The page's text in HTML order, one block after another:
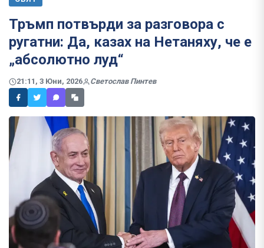
Тръмп потвърди за разговора с
ругатни: Да, казах на Нетаняху, че е
„абсолютно луд“
21:11, 3 Юни, 2026 Светослав Пинтев